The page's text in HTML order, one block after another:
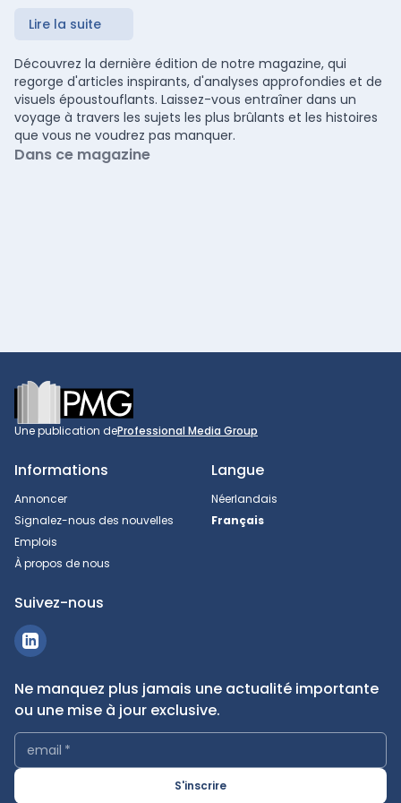
Lire la suite
Découvrez la dernière édition de notre magazine, qui
regorge d'articles inspirants, d'analyses approfondies et de
visuels époustouflants. Laissez-vous entraîner dans un
voyage à travers les sujets les plus brûlants et les histoires
que vous ne voudrez pas manquer.
Dans ce magazine
Footer
Une publication deProfessional Media Group
Informations
Annoncer
Signalez-nous des nouvelles
Emplois
À propos de nous
Langue
Néerlandais
Français
Suivez-nous
Ne manquez plus jamais une actualité importante
ou une mise à jour exclusive.
email *
S'inscrire